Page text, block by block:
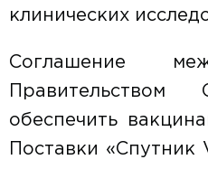
клинических
Соглашение
Правительством
обеспечить
Поставки «Спутник